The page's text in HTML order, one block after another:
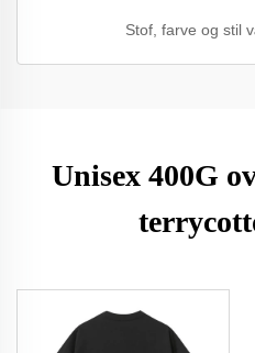
Stof, farve og stil
Unisex 400G